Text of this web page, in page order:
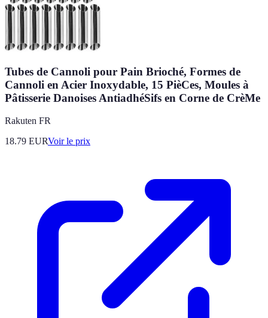
Tubes de Cannoli pour Pain Brioché, Formes de
Cannoli en Acier Inoxydable, 15 PièCes, Moules à
Pâtisserie Danoises AntiadhéSifs en Corne de CrèMe
Rakuten FR
18.79 EURVoir le prix